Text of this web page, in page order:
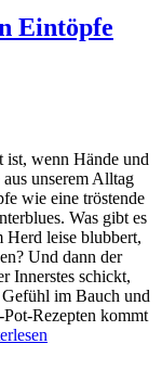
Eintöpfe
ist, wenn Hände und
unserem Alltag
wie eine tröstende
Was gibt es
Herd leise blubbert,
Und dann der
Innerstes schickt,
im Bauch und
Rezepten kommt